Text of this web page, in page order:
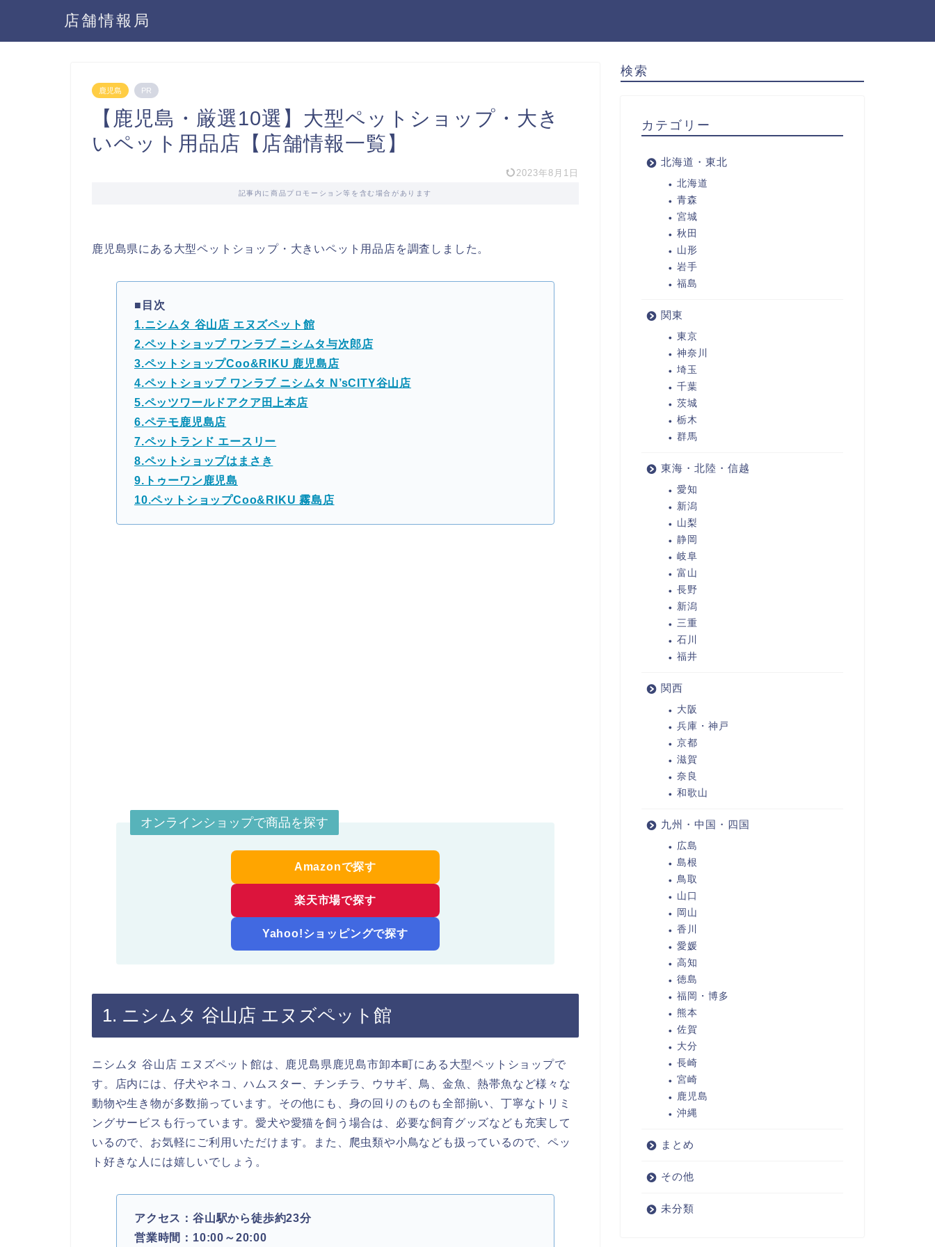
店舗情報局
鹿児島 PR
【鹿児島・厳選10選】大型ペットショップ・大き
いペット用品店【店舗情報一覧】
2023年8月1日
記事内に商品プロモーション等を含む場合があります
鹿児島県にある大型ペットショップ・大きいペット用品店を調査しました。
■目次
1.ニシムタ 谷山店 エヌズペット館
2.ペットショップ ワンラブ ニシムタ与次郎店
3.ペットショップCoo&RIKU 鹿児島店
4.ペットショップ ワンラブ ニシムタ N’sCITY谷山店
5.ペッツワールドアクア田上本店
6.ペテモ鹿児島店
7.ペットランド エースリー
8.ペットショップはまさき
9.トゥーワン鹿児島
10.ペットショップCoo&RIKU 霧島店
オンラインショップで商品を探す
Amazonで探す
楽天市場で探す
Yahoo!ショッピングで探す
1. ニシムタ 谷山店 エヌズペット館
ニシムタ 谷山店 エヌズペット館は、鹿児島県鹿児島市卸本町にある大型ペットショップで
す。店内には、仔犬やネコ、ハムスター、チンチラ、ウサギ、鳥、金魚、熱帯魚など様々な
動物や生き物が多数揃っています。その他にも、身の回りのものも全部揃い、丁寧なトリミ
ングサービスも行っています。愛犬や愛猫を飼う場合は、必要な飼育グッズなども充実して
いるので、お気軽にご利用いただけます。また、爬虫類や小鳥なども扱っているので、ペッ
ト好きな人には嬉しいでしょう。
アクセス：谷山駅から徒歩約23分
営業時間：10:00～20:00
検索
カテゴリー
北海道・東北
北海道
青森
宮城
秋田
山形
岩手
福島
関東
東京
神奈川
埼玉
千葉
茨城
栃木
群馬
東海・北陸・信越
愛知
新潟
山梨
静岡
岐阜
富山
長野
新潟
三重
石川
福井
関西
大阪
兵庫・神戸
京都
滋賀
奈良
和歌山
九州・中国・四国
広島
島根
鳥取
山口
岡山
香川
愛媛
高知
徳島
福岡・博多
熊本
佐賀
大分
長崎
宮崎
鹿児島
沖縄
まとめ
その他
未分類